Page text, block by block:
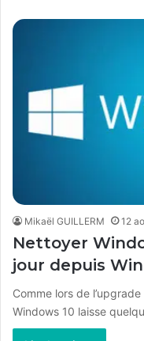
Mikaël GUILLERM 12
Nettoyer
jour depuis
Comme lors de
Windows 10 laisse